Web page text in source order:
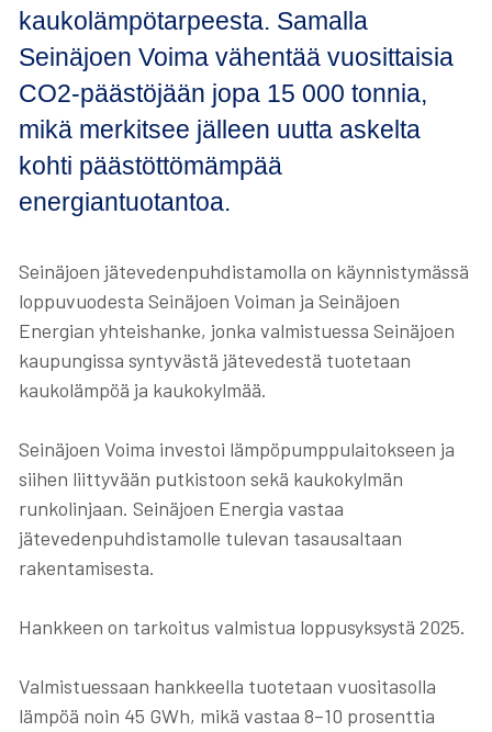
kaukolämpötarpeesta. Samalla
Seinäjoen Voima vähentää vuosittaisia
CO2-päästöjään jopa 15 000 tonnia,
mikä merkitsee jälleen uutta askelta
kohti päästöttömämpää
energiantuotantoa.
Seinäjoen jätevedenpuhdistamolla on käynnistymässä
loppuvuodesta Seinäjoen Voiman ja Seinäjoen
Energian yhteishanke, jonka valmistuessa Seinäjoen
kaupungissa syntyvästä jätevedestä tuotetaan
kaukolämpöä ja kaukokylmää.
Seinäjoen Voima investoi lämpöpumppulaitokseen ja
siihen liittyvään putkistoon sekä kaukokylmän
runkolinjaan. Seinäjoen Energia vastaa
jätevedenpuhdistamolle tulevan tasausaltaan
rakentamisesta.
Hankkeen on tarkoitus valmistua loppusyksystä 2025.
Valmistuessaan hankkeella tuotetaan vuositasolla
lämpöä noin 45 GWh, mikä vastaa 8–10 prosenttia